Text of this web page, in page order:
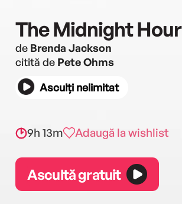
The Midnight Hour
de Brenda Jackson
citită de Pete Ohms
Asculți nelimitat
9h 13m Adaugă la wishlist
Ascultă gratuit